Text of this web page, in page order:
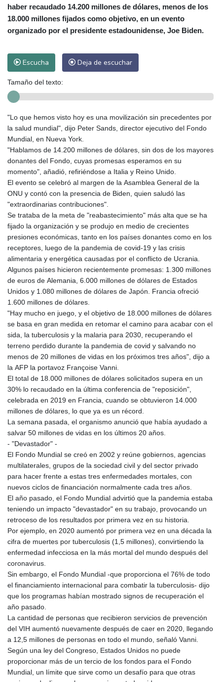
haber recaudado 14.200 millones de dólares, menos de los
18.000 millones fijados como objetivo, en un evento
organizado por el presidente estadounidense, Joe Biden.
Escucha Deja de escuchar
Tamaño del texto:
"Lo que hemos visto hoy es una movilización sin precedentes por
la salud mundial", dijo Peter Sands, director ejecutivo del Fondo
Mundial, en Nueva York.
"Hablamos de 14.200 millones de dólares, sin dos de los mayores
donantes del Fondo, cuyas promesas esperamos en su
momento", añadió, refiriéndose a Italia y Reino Unido.
El evento se celebró al margen de la Asamblea General de la
ONU y contó con la presencia de Biden, quien saludó las
"extraordinarias contribuciones".
Se trataba de la meta de "reabastecimiento" más alta que se ha
fijado la organización y se produjo en medio de crecientes
presiones económicas, tanto en los países donantes como en los
receptores, luego de la pandemia de covid-19 y las crisis
alimentaria y energética causadas por el conflicto de Ucrania.
Algunos países hicieron recientemente promesas: 1.300 millones
de euros de Alemania, 6.000 millones de dólares de Estados
Unidos y 1.080 millones de dólares de Japón. Francia ofreció
1.600 millones de dólares.
"Hay mucho en juego, y el objetivo de 18.000 millones de dólares
se basa en gran medida en retomar el camino para acabar con el
sida, la tuberculosis y la malaria para 2030, recuperando el
terreno perdido durante la pandemia de covid y salvando no
menos de 20 millones de vidas en los próximos tres años", dijo a
la AFP la portavoz Françoise Vanni.
El total de 18.000 millones de dólares solicitados supera en un
30% lo recaudado en la última conferencia de "reposición",
celebrada en 2019 en Francia, cuando se obtuvieron 14.000
millones de dólares, lo que ya es un récord.
La semana pasada, el organismo anunció que había ayudado a
salvar 50 millones de vidas en los últimos 20 años.
- "Devastador" -
El Fondo Mundial se creó en 2002 y reúne gobiernos, agencias
multilaterales, grupos de la sociedad civil y del sector privado
para hacer frente a estas tres enfermedades mortales, con
nuevos ciclos de financiación normalmente cada tres años.
El año pasado, el Fondo Mundial advirtió que la pandemia estaba
teniendo un impacto "devastador" en su trabajo, provocando un
retroceso de los resultados por primera vez en su historia.
Por ejemplo, en 2020 aumentó por primera vez en una década la
cifra de muertes por tuberculosis (1,5 millones), convirtiendo la
enfermedad infecciosa en la más mortal del mundo después del
coronavirus.
Sin embargo, el Fondo Mundial -que proporciona el 76% de todo
el financiamiento internacional para combatir la tuberculosis- dijo
que los programas habían mostrado signos de recuperación el
año pasado.
La cantidad de personas que recibieron servicios de prevención
del VIH aumentó nuevamente después de caer en 2020, llegando
a 12,5 millones de personas en todo el mundo, señaló Vanni.
Según una ley del Congreso, Estados Unidos no puede
proporcionar más de un tercio de los fondos para el Fondo
Mundial, un límite que sirve como un desafío para que otras